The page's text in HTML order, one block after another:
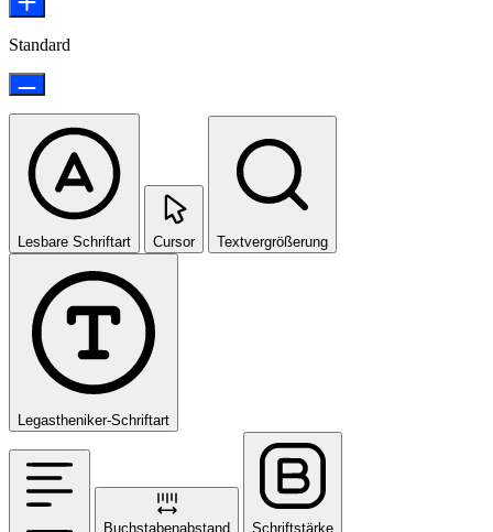
Standard
Lesbare Schriftart Cursor Textvergrößerung
Legastheniker-Schriftart
Buchstabenabstand Schriftstärke